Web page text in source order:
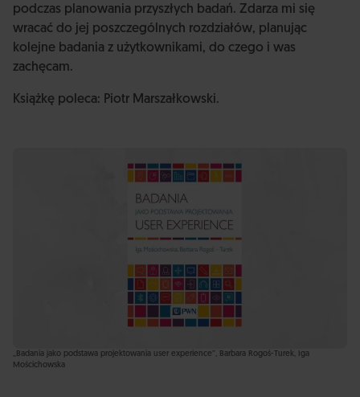
podczas planowania przyszłych badań. Zdarza mi się
wracać do jej poszczególnych rozdziałów, planując
kolejne badania z użytkownikami, do czego i was
zachęcam.
Książkę poleca: Piotr Marszałkowski.
„Badania jako podstawa projektowania user experience”, Barbara Rogoś-Turek, Iga
Mościchowska